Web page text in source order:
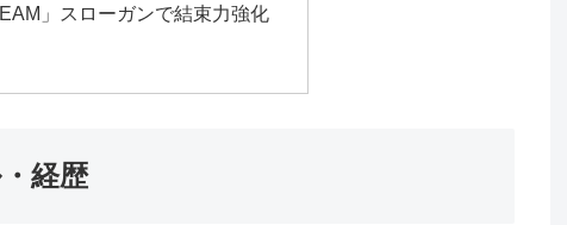
」スローガンで結束力強化
経歴